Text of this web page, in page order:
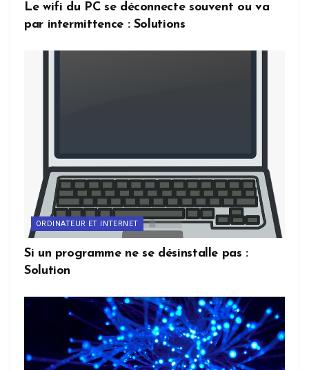
Le wifi du PC se déconnecte souvent ou va
par intermittence : Solutions
ORDINATEUR ET INTERNET
Si un programme ne se désinstalle pas :
Solution